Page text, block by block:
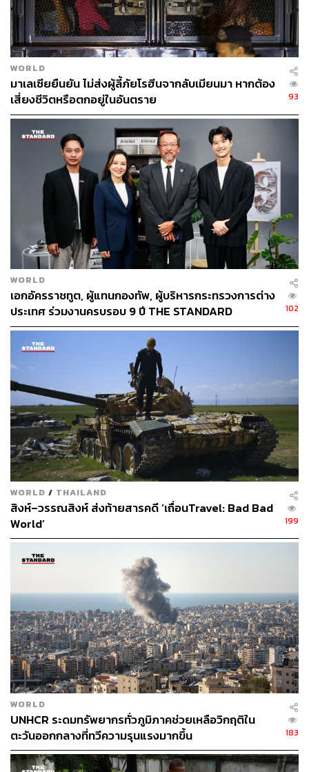
WORLD
มาเลเซียยืนยัน ไม่ส่งผู้ลี้ภัยโรฮีนจากลับเมียนมา หากต้อง
เสี่ยงชีวิตหรือตกอยู่ในอันตราย
93
WORLD
เอกอัครราชทูต, ผู้แทนกองทัพ, ผู้บริหารกระทรวงการต่าง
ประเทศ ร่วมงานครบรอบ 9 ปี THE STANDARD
102
WORLD / THAILAND
สิงห์–วรรณสิงห์ ส่งท้ายสารคดี ‘เถื่อนTravel: Bad Bad
World’
199
WORLD
UNHCR ระดมทรัพยากรทั่วภูมิภาคช่วยเหลือวิกฤติใน
ตะวันออกกลางที่ทวีความรุนแรงมากขึ้น
183